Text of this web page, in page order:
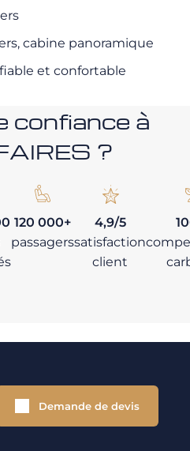
cabine panoramique
fiable et confortable
confiance à
?
120 000+
passagers
4,9/5
satisfaction
client
Demande de devis